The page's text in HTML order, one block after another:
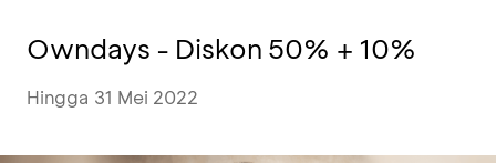
Owndays - Diskon 50% + 10%
Hingga 31 Mei 2022